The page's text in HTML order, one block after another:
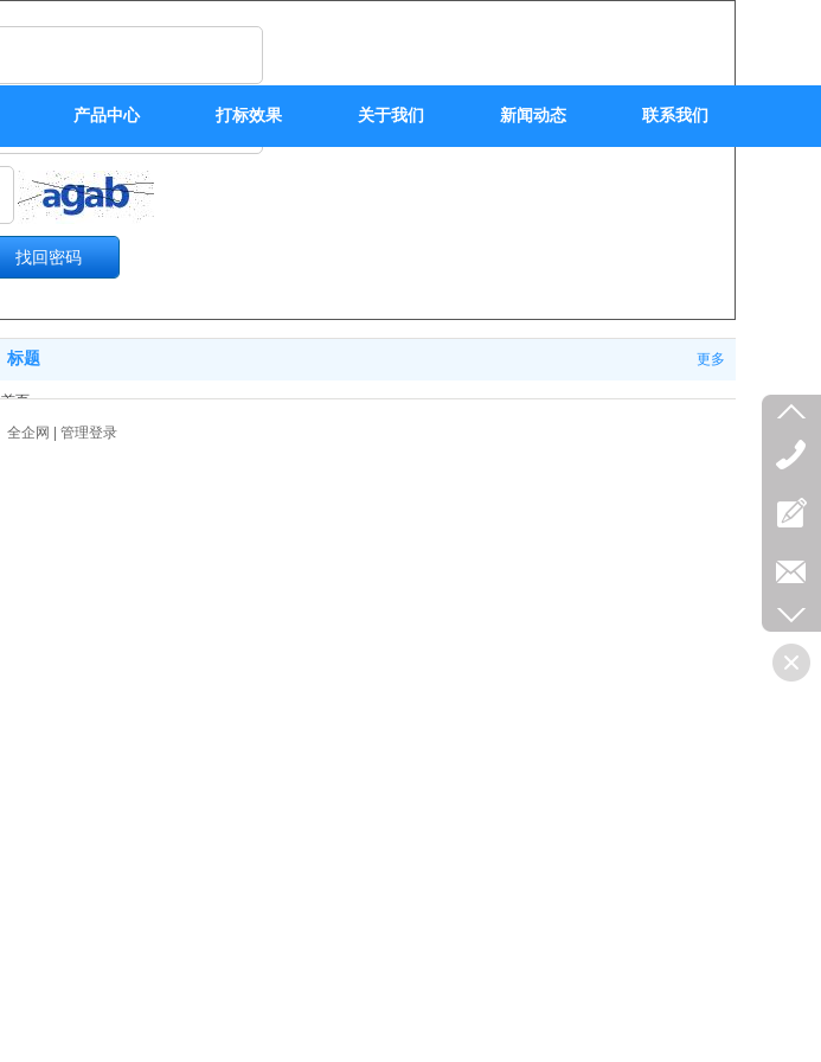
产品中心 打标效果 关于我们 新闻动态 联系我们
标题 更多
首页
产品中心
全企网 管理登录